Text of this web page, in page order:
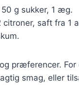
g sukker, 1 æg.
saft fra 1
præferencer.
smag, eller